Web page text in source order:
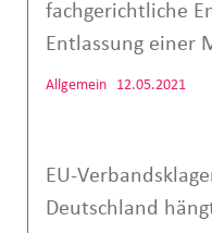
fachgerichtliche
Entlassung einer
Allgemein 12.05.2021
EU-
Deutschland